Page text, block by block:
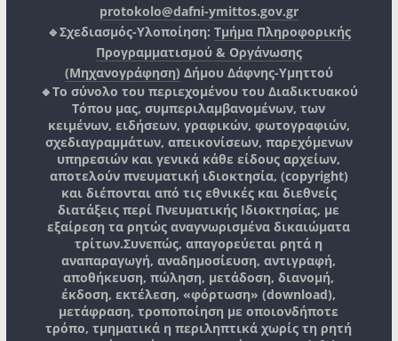
protokolo@dafni-ymittos.gov.gr
🔹Σχεδιασμός-Υλοποίηση: Τμήμα Πληροφορικής
Προγραμματισμού & Οργάνωσης
(Μηχανογράφηση) Δήμου Δάφνης-Υμηττού
🔸Το σύνολο του περιεχομένου του Διαδικτυακού
Τόπου μας, συμπεριλαμβανομένων, των
κειμένων, ειδήσεων, γραφικών, φωτογραφιών,
σχεδιαγραμμάτων, απεικονίσεων, παρεχόμενων
υπηρεσιών και γενικά κάθε είδους αρχείων,
αποτελούν πνευματική ιδιοκτησία, (copyright)
και διέπονται από τις εθνικές και διεθνείς
διατάξεις περί Πνευματικής Ιδιοκτησίας, με
εξαίρεση τα ρητώς αναγνωρισμένα δικαιώματα
τρίτων.Συνεπώς, απαγορεύεται ρητά η
αναπαραγωγή, αναδημοσίευση, αντιγραφή,
αποθήκευση, πώληση, μετάδοση, διανομή,
έκδοση, εκτέλεση, «φόρτωση» (download),
μετάφραση, τροποποίηση με οποιονδήποτε
τρόπο, τμηματικά η περιληπτικά χωρίς τη ρητή